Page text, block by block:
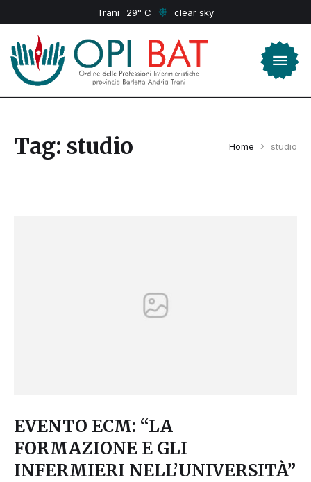
Trani 29 clear sky
Tag: studio Home studio
EVENTO ECM: “LA
FORMAZIONE E GLI
INFERMIERI NELL’UNIVERSITÀ”